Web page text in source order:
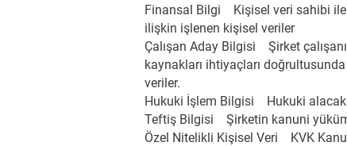
Finansal Bilgi Kişisel veri sahibi ile
ilişkin işlenen kişisel veriler
Çalışan Aday Bilgisi Şirket
kaynakları ihtiyaçları
veriler.
Hukuki İşlem Bilgisi Hukuki alacak
Teftiş Bilgisi Şirketin kanuni
Özel Nitelikli Kişisel Veri KVK